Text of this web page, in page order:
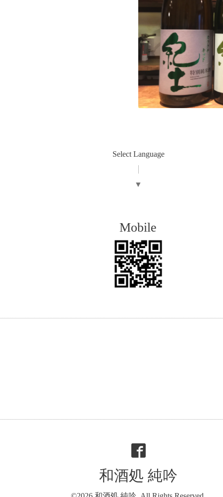
Select Language
▼
Mobile
和酒処 純吟